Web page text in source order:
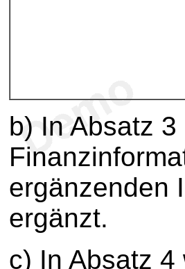
b) In Absatz
ergänzenden
ergänzt.
c) In Absatz